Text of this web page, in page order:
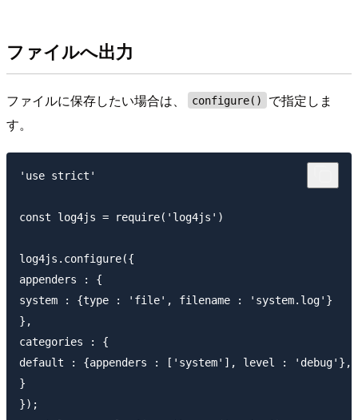
ファイルへ出力
ファイルに保存したい場合は、 configure()
で指定しま
す。
'use strict'
const log4js = require('log4js')
log4js.configure({
appenders : {
system : {type : 'file', filename : 'system.log'}
},
categories : {
default : {appenders : ['system'], level : 'debug'},
}
});